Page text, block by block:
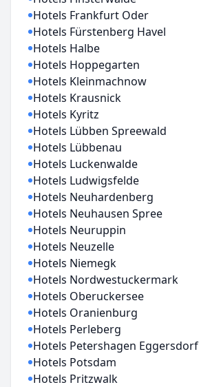
Hotels Frankfurt Oder
Hotels Fürstenberg Havel
Hotels Halbe
Hotels Hoppegarten
Hotels Kleinmachnow
Hotels Krausnick
Hotels Kyritz
Hotels Lübben Spreewald
Hotels Lübbenau
Hotels Luckenwalde
Hotels Ludwigsfelde
Hotels Neuhardenberg
Hotels Neuhausen Spree
Hotels Neuruppin
Hotels Neuzelle
Hotels Niemegk
Hotels Nordwestuckermark
Hotels Oberuckersee
Hotels Oranienburg
Hotels Perleberg
Hotels Petershagen Eggersdorf
Hotels Potsdam
Hotels Pritzwalk